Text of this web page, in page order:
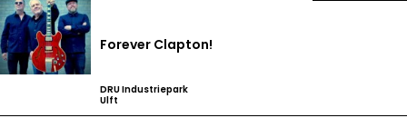
Forever Clapton!
DRU Industriepark
Ulft